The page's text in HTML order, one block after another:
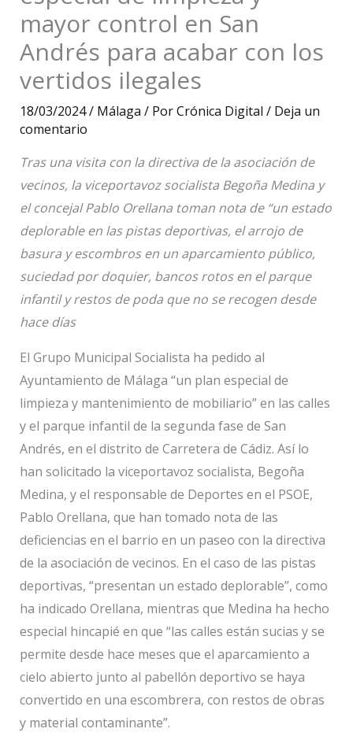
mayor control en San
Andrés para acabar con los
vertidos ilegales
18/03/2024/ Málaga / PorCrónica Digital / Deja un
comentario
Tras una visita con la directiva de la asociación de
vecinos, la viceportavoz socialista Begoña Medina y
el concejal Pablo Orellana toman nota de “un estado
deplorable en las pistas deportivas, el arrojo de
basura y escombros en un aparcamiento público,
suciedad por doquier, bancos rotos en el parque
infantil y restos de poda que no se recogen desde
hace días
El Grupo Municipal Socialista ha pedido al
Ayuntamiento de Málaga “un plan especial de
limpieza y mantenimiento de mobiliario” en las calles
y el parque infantil de la segunda fase de San
Andrés, en el distrito de Carretera de Cádiz. Así lo
han solicitado la viceportavoz socialista, Begoña
Medina, y el responsable de Deportes en el PSOE,
Pablo Orellana, que han tomado nota de las
deficiencias en el barrio en un paseo con la directiva
de la asociación de vecinos. En el caso de las pistas
deportivas, “presentan un estado deplorable”, como
ha indicado Orellana, mientras que Medina ha hecho
especial hincapié en que “las calles están sucias y se
permite desde hace meses que el aparcamiento a
cielo abierto junto al pabellón deportivo se haya
convertido en una escombrera, con restos de obras
y material contaminante”.